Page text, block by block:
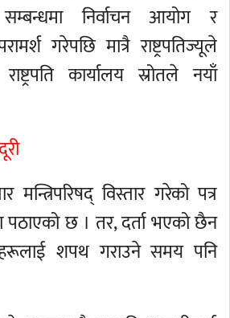
निर्वाचन आयोग र
गरेपछि मात्रै राष्ट्रपतिज्यूले
कार्यालय स्रोतले नयाँ
विस्तार गरेको पत्र
पठाएको छ । तर, दर्ता भएको छैन
शपथ गराउने समय पनि